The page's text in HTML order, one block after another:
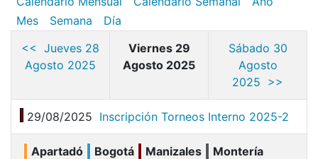
Mes
Semana
Día
<< Jueves 28
Agosto 2025
Viernes 29
Agosto 2025
Sábado 30
Agosto
2025 >>
29/08/2025 Inscripción Torneos Interno 2025-2
Apartadó Bogotá Manizales
Montería